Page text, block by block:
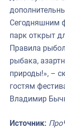
Сегодняшним
парк открыт
Правила
рыбака,
природы!», –
гостям
Владимир
Источник: